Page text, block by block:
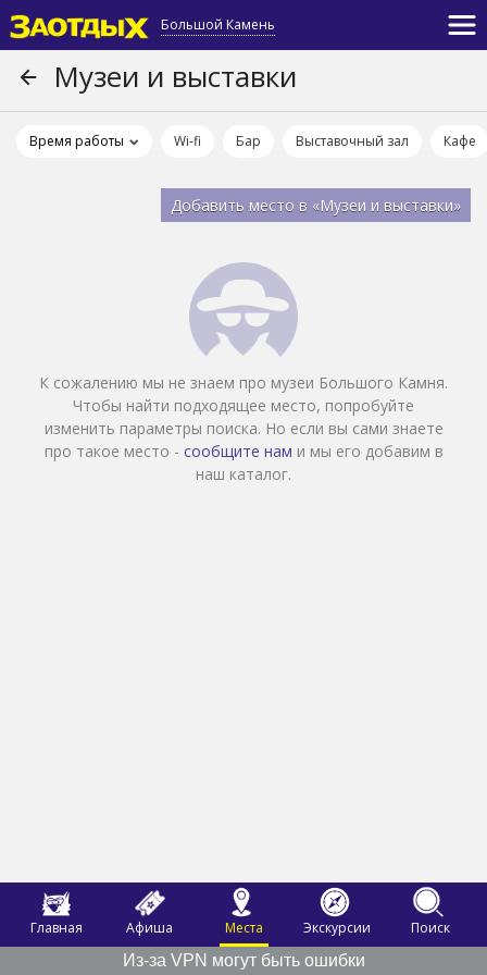
Большой Камень
Главная Афиша Места Экскурсии
Поиск
Из-за VPN могут быть ошибки
Музеи и выставки
Время работы Wi-fi Бар Выставочный зал Кафе
Добавить место в «Музеи и выставки»
К сожалению мы не знаем про музеи Большого Камня.
Чтобы найти подходящее место, попробуйте
изменить параметры поиска. Но если вы сами знаете
про такое место - сообщите нам и мы его добавим в
наш каталог.